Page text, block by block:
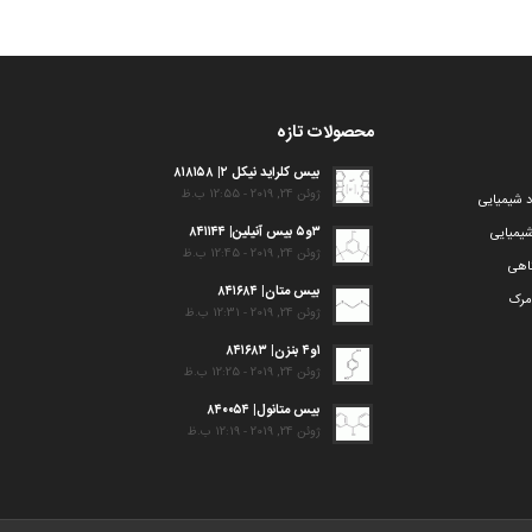
شیمیایی
مرک
محصولات تازه
بیس کلراید نیکل ۲| ۸۱۸۱۵۸
ژوئن 24, 2019 - 12:55 ب.ظ
۳و۵ بیس آنیلین| ۸۴۱۱۴۴
ژوئن 24, 2019 - 12:45 ب.ظ
بیس متان| ۸۴۱۶۸۴
ژوئن 24, 2019 - 12:31 ب.ظ
۱و۴ بنزن| ۸۴۱۶۸۳
ژوئن 24, 2019 - 12:25 ب.ظ
بیس متانول| ۸۴۰۰۵۴
ژوئن 24, 2019 - 12:19 ب.ظ